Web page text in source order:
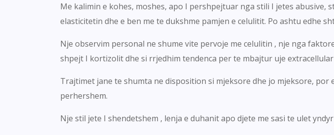
Me kalimin e kohes, moshes, apo I pershpejtuar nga stili I jetes
elasticitetin dhe e ben me te dukshme pamjen e celulitit. Po ashtu edhe
Nje observim personal ne shume vite pervoje me celulitin , nje nga
shpejt I kortizolit dhe si rrjedhim tendenca per te mbajtur uje
Trajtimet jane te shumta ne disposition si mjeksore dhe jo mjeksore,
perhershem.
Nje stil jete I shendetshem , lenja e duhanit apo djete me sasi te ulet